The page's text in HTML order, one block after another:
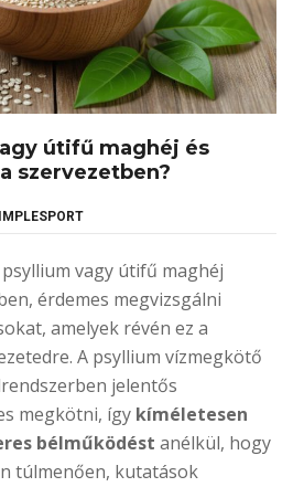
útifű maghéj és
szervezetben?
vagy útifű maghéj
érdemes megvizsgálni
amelyek révén ez a
A psyllium vízmegkötő
jelentős
megkötni, így kíméletesen
bélműködést anélkül, hogy
túlmenően, kutatások